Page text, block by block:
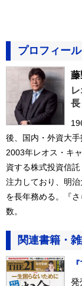
プロフィール
長
後、国内・外資大手
2003年レオス・キ
資する株式投資信
注力しており、明
を長年務める。『
数。
関連書籍・
発